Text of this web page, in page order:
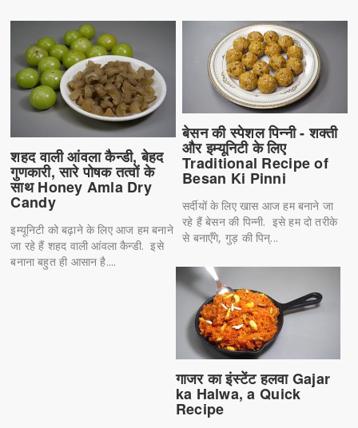
शहद वाली आंवला कैन्डी, बेहद
गुणकारी, सारे पोषक तत्वों के
साथ Honey Amla Dry
Candy
इम्यूनिटी को बढ़ाने के लिए आज हम बनाने
जा रहे हैं शहद वाली आंवला कैन्डी. इसे
बनाना बहुत ही आसान है....
बेसन की स्पेशल पिन्नी - शक्ती
और इम्यूनिटी के लिए
Traditional Recipe of
Besan Ki Pinni
सर्दीयों के लिए खास आज हम बनाने जा
रहे हैं बेसन की पिन्नी. इसे हम दो तरीके
से बनाएँगे, गुड़ की पिन्...
गाजर का इंस्टेंट हलवा Gajar
ka Halwa, a Quick
Recipe